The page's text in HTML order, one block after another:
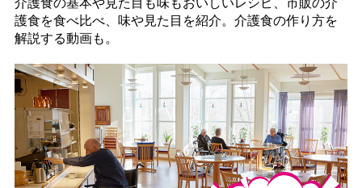
介護食の基本や見た目も味もおいしいレシピ、市販の介
護食を食べ比べ、味や見た目を紹介。介護食の作り方を
解説する動画も。